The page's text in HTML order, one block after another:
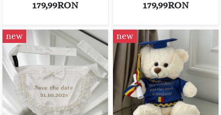
179,99RON 179,99RON
new new